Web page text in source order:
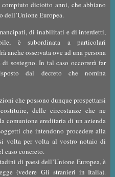
diciotto anni, che abbiano
dell’Unione Europea.
di inabilitati e di interdetti,
è subordinata a particolari
anche osservata ove ad una persona
sostegno. In tal caso occorrerà far
dal decreto che nomina
che possono dunque prospettarsi
delle circostanze che ne
comunione ereditaria di un azienda
che intendono procedere alla
volta per volta al vostro notaio di
caso concreto.
di paesi dell’Unione Europea, è
(vedereGli stranieri in Italia).